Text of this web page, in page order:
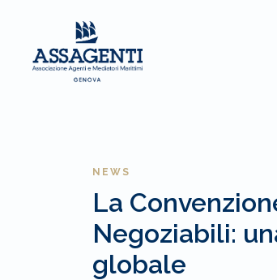
NEWS
La
Negoziabili:
globale